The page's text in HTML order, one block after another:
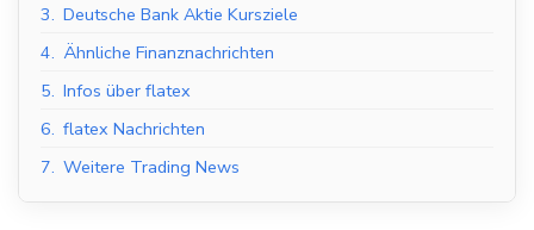
3. Deutsche Bank Aktie Kursziele
4. Ähnliche Finanznachrichten
5. Infos über flatex
6. flatex Nachrichten
7. Weitere Trading News